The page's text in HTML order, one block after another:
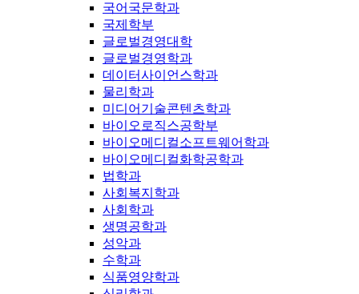
국어국문학과
국제학부
글로벌경영대학
글로벌경영학과
데이터사이언스학과
물리학과
미디어기술콘텐츠학과
바이오로직스공학부
바이오메디컬소프트웨어학과
바이오메디컬화학공학과
법학과
사회복지학과
사회학과
생명공학과
성악과
수학과
식품영양학과